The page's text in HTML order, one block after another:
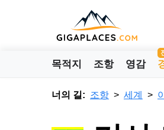
목적지 조항 영감
너의 길: 조항 세계